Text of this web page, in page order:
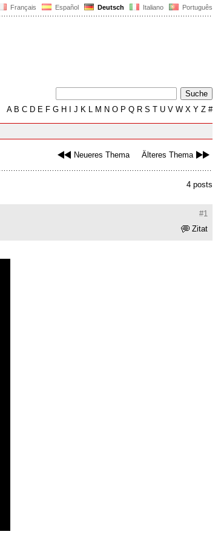
Français Español Deutsch Italiano Português
AB C D E F G H J K L M N O P Q R S T U V W X Y Z #
Neueres Thema Älteres Thema
4 posts
#1
Zitat